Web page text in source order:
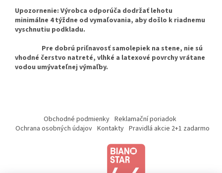
Upozornenie: Výrobca odporúča dodržať lehotu
minimálne 4 týždne od vymaľovania, aby došlo k riadnemu
vyschnutiu podkladu.
Pre dobrú priľnavosť samolepiek na stene, nie sú
vhodné čerstvo natreté, vlhké a latexové povrchy vrátane
vodou umývateľnej výmaľby.
Obchodné podmienky Reklamační poriadok
Ochrana osobných údajov Kontakty Pravidlá akcie 2+1 zadarmo